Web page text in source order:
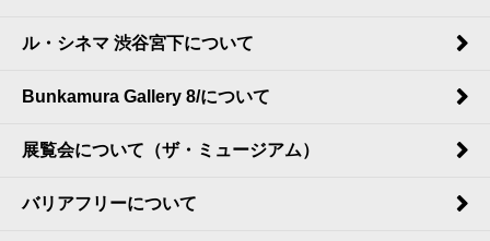
ル・シネマ 渋谷宮下について
Bunkamura Gallery 8/について
展覧会について（ザ・ミュージアム）
バリアフリーについて